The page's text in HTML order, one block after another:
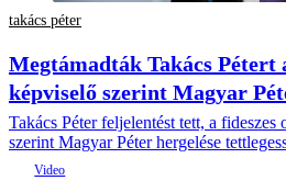
takács péter
Megtámadták Takács Pétert
képviselő szerint Magyar
Takács Péter feljelentést tett, a
szerint Magyar Péter hergelése